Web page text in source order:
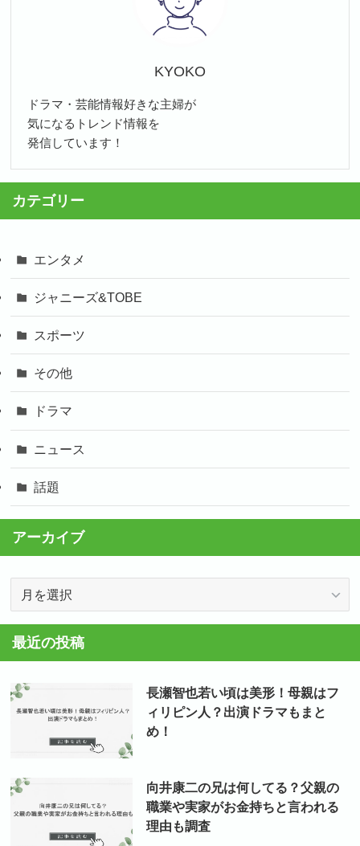
KYOKO
ドラマ・芸能情報好きな主婦が
気になるトレンド情報を
発信しています！
カテゴリー
エンタメ
ジャニーズ&TOBE
スポーツ
その他
ドラマ
ニュース
話題
アーカイブ
カ
イ
最近の投稿
長瀬智也若い頃は美形！母親はフ
ィリピン人？出演ドラマもまと
め！
向井康二の兄は何してる？父親の
職業や実家がお金持ちと言われる
理由も調査